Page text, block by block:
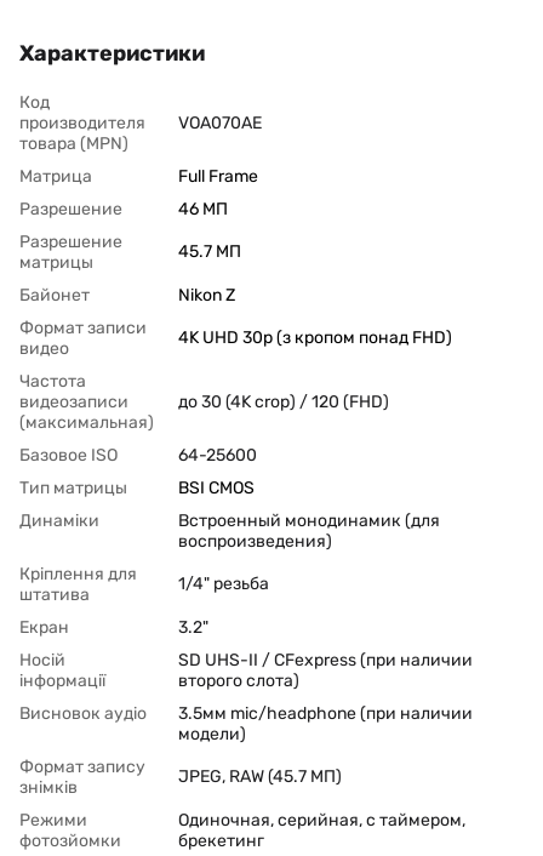
Характеристики
Код
производителя
товара (MPN)
VOA070AE
Матрица
Full Frame
Разрешение
46 МП
Разрешение
матрицы
45.7 МП
Байонет
Nikon Z
Формат записи
видео
4K UHD 30p (з кропом понад FHD)
Частота
видеозаписи
(максимальная)
до 30 (4K crop) / 120 (FHD)
Базовое ISO
64-25600
Тип матрицы
BSI CMOS
Динаміки
Встроенный монодинамик (для
воспроизведения)
Кріплення для
штатива
1/4" резьба
Екран
3.2"
Носій
інформації
SD UHS-II / CFexpress (при наличии
второго слота)
Висновок аудіо
3.5мм mic/headphone (при наличии
модели)
Формат запису
знімків
JPEG, RAW (45.7 МП)
Режими
фотозйомки
Одиночная, серийная, с таймером,
брекетинг